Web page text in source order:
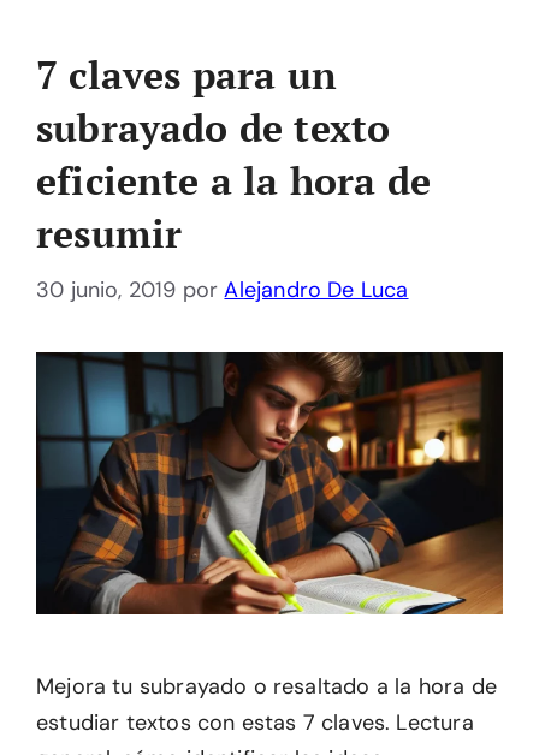
7 claves para un
subrayado de texto
eficiente a la hora de
resumir
30 junio, 2019 porAlejandro De Luca
Mejora tu subrayado o resaltado a la hora de
estudiar textos con estas 7 claves. Lectura